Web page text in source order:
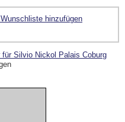
hinzufügen
Silvio Nickol Palais Coburg